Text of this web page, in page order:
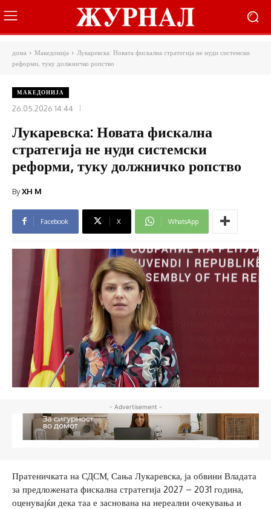
дома Македонија
Лукаревска: Новата фискална стратегија не нуди системски
реформи, туку должничко ропство
МАКЕДОНИЈА
26.05.2026 14:44
Лукаревска: Новата фискална
стратегија не нуди системски
реформи, туку должничко ропство
ByXH M
Facebook X WhatsApp
- Advertisement -
Пратеничката на СДСМ, Сања Лукаревска, ја обвини Владата
за предложената фискална стратегија 2027 – 2031 година,
оценувајќи дека таа е заснована на нереални очекувања и